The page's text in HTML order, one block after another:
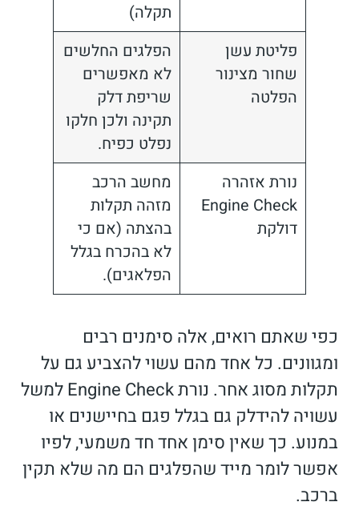
תקלה)
פליטת עשן
שחור מצינור
הפלטה
הפלגים החלשים
לא מאפשרים
שריפת דלק
תקינה ולכן חלקו
נפלט כפיח.
נורת אזהרה
Engine Check
דולקת
מחשב הרכב
מזהה תקלות
בהצתה (אם כי
לא בהכרח בגלל
הפלאגים).
כפי שאתם רואים, אלה סימנים רבים
ומגוונים. כל אחד מהם עשוי להצביע גם על
תקלות מסוג אחר. נורת Engine Check למשל
עשויה להידלק גם בגלל פגם בחיישנים או
במנוע. כך שאין סימן אחד חד משמעי, לפיו
אפשר לומר מייד שהפלגים הם מה שלא תקין
ברכב.